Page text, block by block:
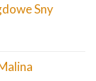
Sny